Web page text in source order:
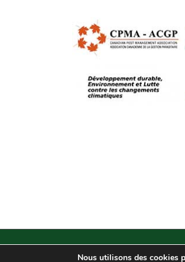
Nous utilisons des cookies